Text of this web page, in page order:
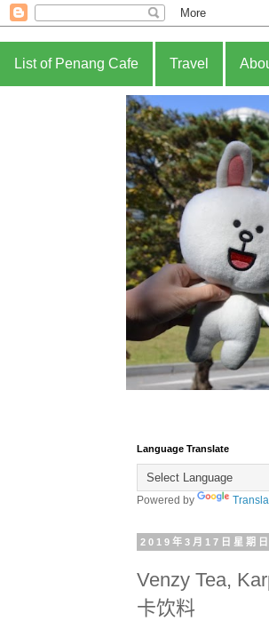
List of Penang Cafe Travel
Language Translate
Powered by
2019年3月17日星期日
Venzy Tea,
卡饮料